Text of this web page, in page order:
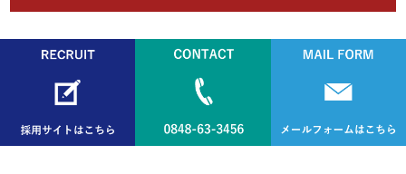
2023.12.5 年末年始休業のお知らせ
2023.7.14 夏季休業日のお知らせ。